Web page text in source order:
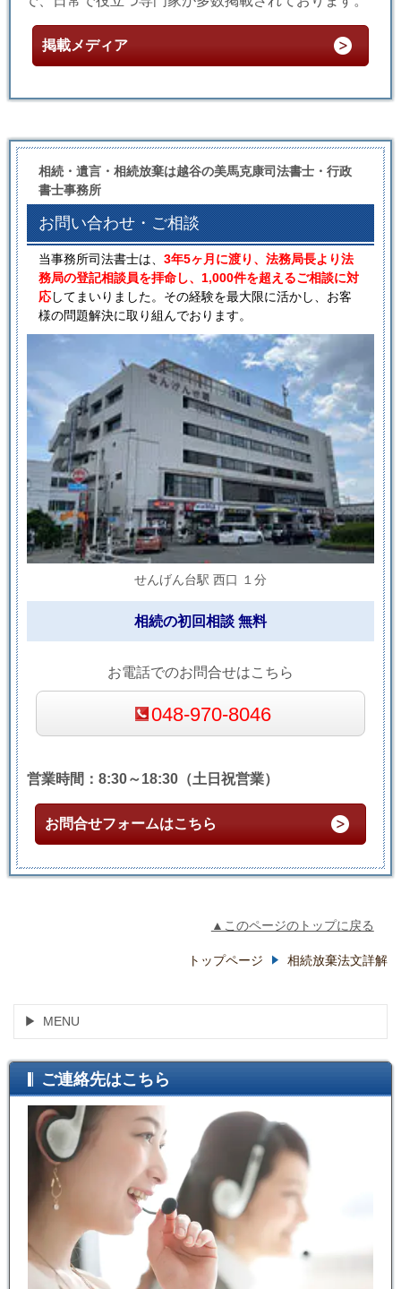
掲載メディア
相続・遺言・相続放棄は越谷の美馬克康司法書士・行政
書士事務所
お問い合わせ・ご相談
当事務所司法書士は、 3年5ヶ月に渡り、法務局長より法
務局の登記相談員を拝命し、1,000件を超えるご相談に対
応してまいりました。その経験を最大限に活かし、お客
様の問題解決に取り組んでおります。
せんげん台駅 西口 １分
相続の初回相談 無料
お電話でのお問合せはこちら
048-970-8046
営業時間：8:30～18:30（土日祝営業）
お問合せフォームはこちら
▲このページのトップに戻る
トップページ 相続放棄法文詳解
MENU
ご連絡先はこちら